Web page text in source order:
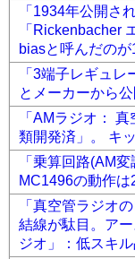
「1934年公開さ
「Rickenbacher
biasと呼んだのが
「3端子レギュレ
とメーカーから
「AMラジオ：
類開発済」。 キ
「乗算回路(AM
MC1496の動作は
「真空管ラジオ
結線が駄目。ア
ジオ」：低スキ